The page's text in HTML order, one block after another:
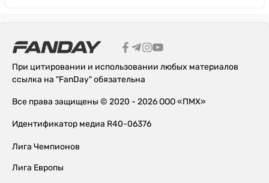
При цитировании и использовании любых материалов
ссылка на "FanDay" обязательна
Все права защищены © 2020 - 2026 ООО «ПМХ»
Идентификатор медиа R40-06376
Лига Чемпионов
Лига Европы